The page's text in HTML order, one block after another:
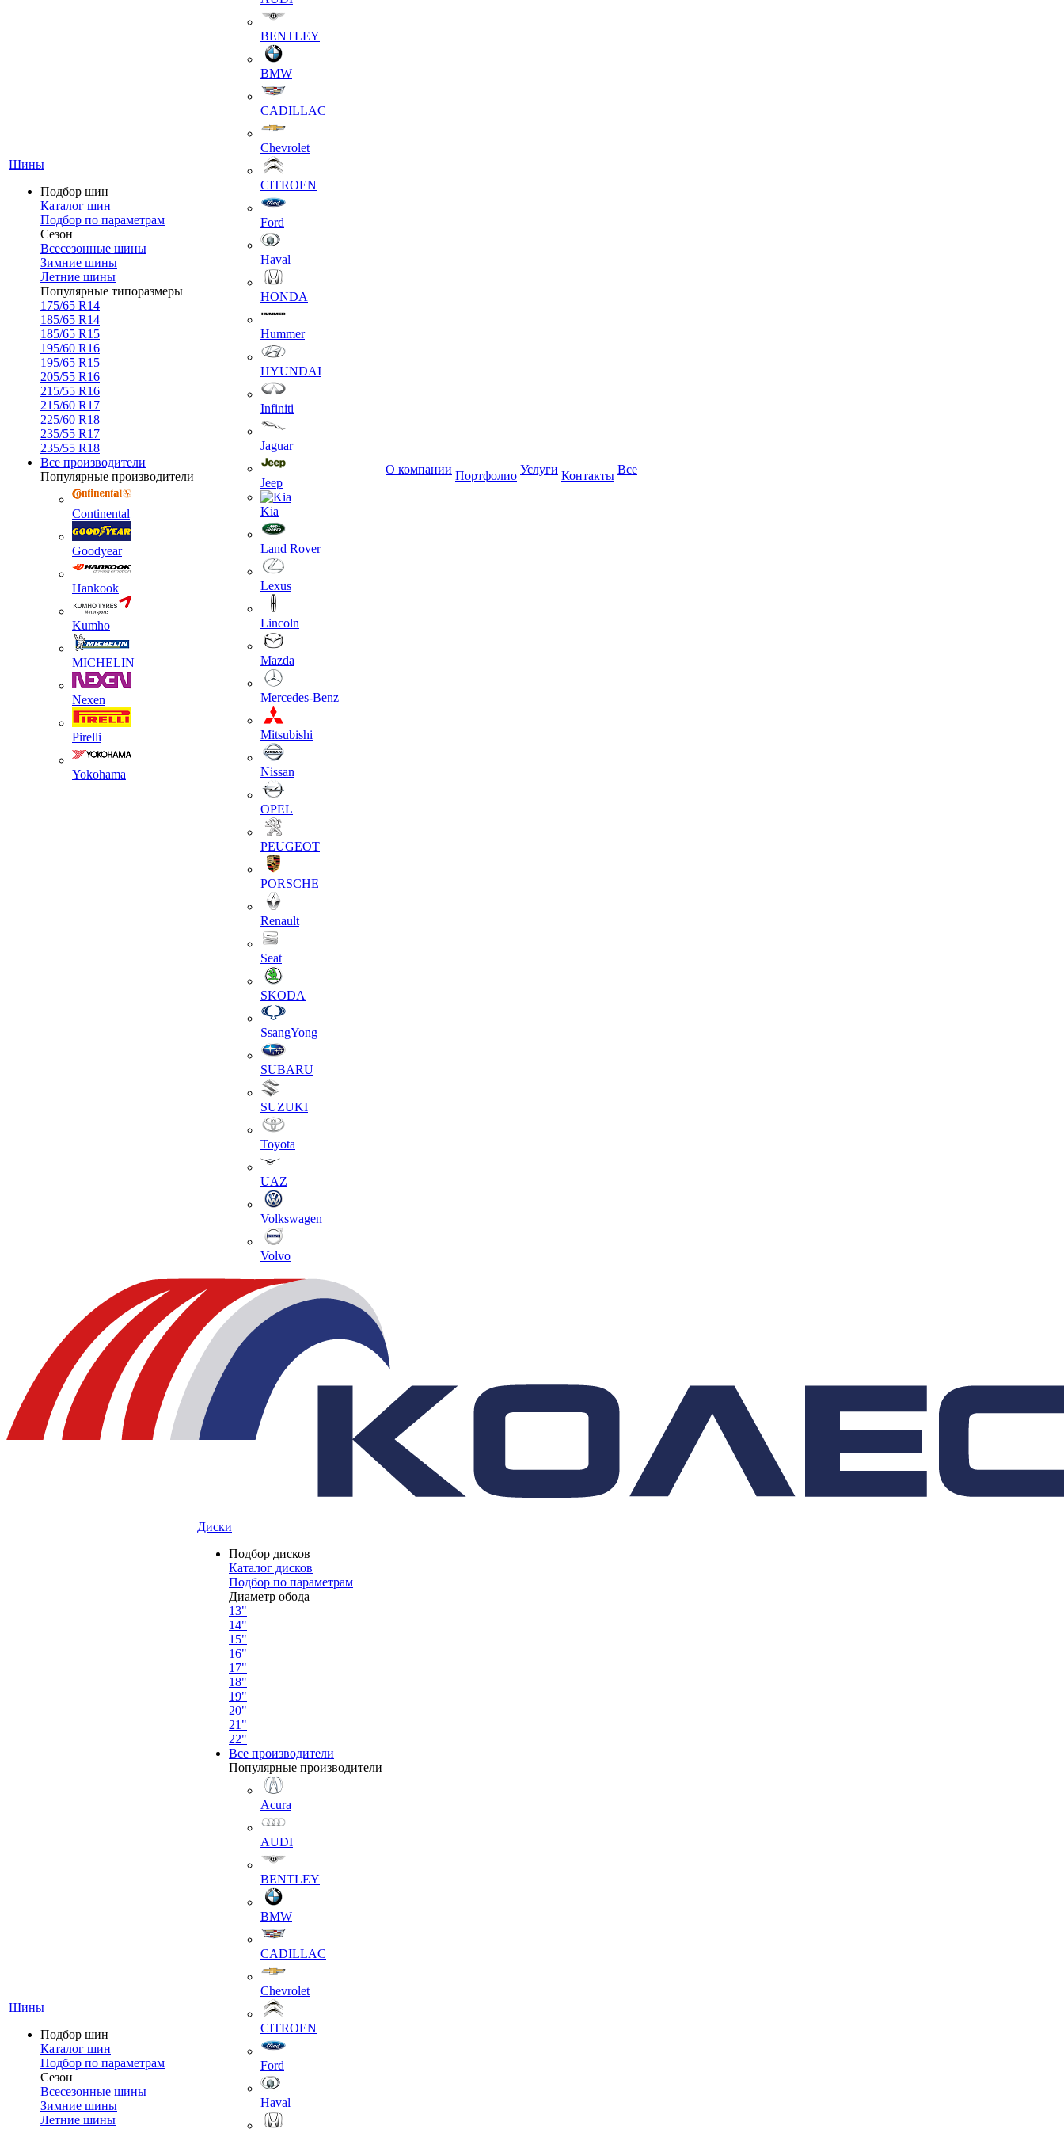
Шины
Подбор шин
Каталог шин
Подбор по параметрам
Сезон
Всесезонные шины
Зимние шины
Летние шины
Популярные типоразмеры
175/65 R14
185/65 R14
185/65 R15
195/60 R16
195/65 R15
205/55 R16
215/55 R16
215/60 R17
225/60 R18
235/55 R17
235/55 R18
Все производители
Популярные производители
Continental
Goodyear
Hankook
Kumho
MICHELIN
Nexen
Pirelli
Yokohama
BENTLEY
BMW
CADILLAC
Chevrolet
CITROEN
Ford
Haval
HONDA
Hummer
HYUNDAI
Infiniti
Jaguar
Jeep
Kia
Land Rover
Lexus
Lincoln
Mazda
Mercedes-Benz
Mitsubishi
Nissan
OPEL
PEUGEOT
PORSCHE
Renault
Seat
SKODA
SsangYong
SUBARU
SUZUKI
Toyota
UAZ
Volkswagen
Volvo
О компании Портфолио Услуги Контакты Все
Шины
Подбор шин
Каталог шин
Подбор по параметрам
Сезон
Всесезонные шины
Зимние шины
Летние шины
Диски
Подбор дисков
Каталог дисков
Подбор по параметрам
Диаметр обода
13"
14"
15"
16"
17"
18"
19"
20"
21"
22"
Все производители
Популярные производители
Acura
AUDI
BENTLEY
BMW
CADILLAC
Chevrolet
CITROEN
Ford
Haval